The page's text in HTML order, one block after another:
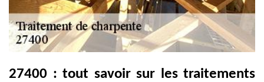
27400 : tout savoir sur les traitements